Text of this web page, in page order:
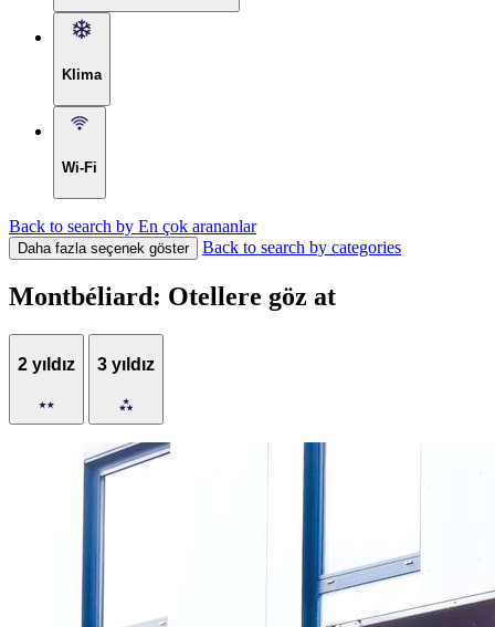
Klima
Wi-Fi
Back to search by En çok arananlar
Daha fazla seçenek göster Back to search by categories
Montbéliard: Otellere göz at
2 yıldız 3 yıldız